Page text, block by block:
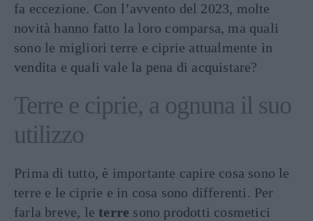
fa eccezione. Con l’avvento del 2023, molte
novità hanno fatto la loro comparsa, ma quali
sono le migliori terre e ciprie attualmente in
vendita e quali vale la pena di acquistare?
Terre e ciprie, a ognuna il suo
utilizzo
Prima di tutto, è importante capire cosa sono le
terre e le ciprie e in cosa sono differenti. Per
farla breve, leterre sono prodotti cosmetici